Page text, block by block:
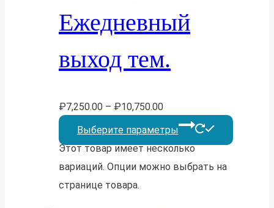
Ежедневный
выход тем.
₽7,250.00 – ₽10,750.00
Выберите параметры
Этот товар имеет несколько
вариаций. Опции можно выбрать на
странице товара.